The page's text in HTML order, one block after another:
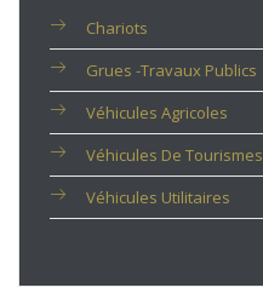
Chariots
Grues -travaux Publics
Véhicules Agricoles
Véhicules De Tourismes
Véhicules Utilitaires